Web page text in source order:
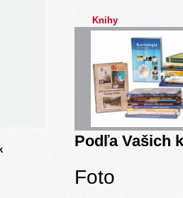
Knihy
Podľa Vašich
Foto